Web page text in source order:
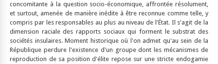
concomitante à la question socio-économique, affrontée résolument,
et surtout, amenée de manière inédite à être reconnue comme telle, y
compris par les responsables au plus au niveau de l'État. Il s'agit de la
dimension raciale des rapports sociaux qui forment le substrat des
sociétés insulaires. Moment historique où l'on admet qu'au sein de la
République perdure l'existence d'un groupe dont les mécanismes de
reproduction de sa position d'élite repose sur une stricte endogamie